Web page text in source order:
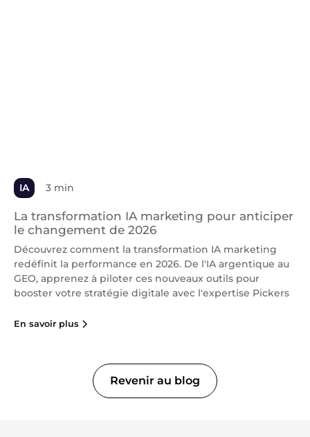
IA 3 min
La transformation IA marketing pour anticiper
le changement de 2026
Découvrez comment la transformation IA marketing
redéfinit la performance en 2026. De l'IA argentique au
GEO, apprenez à piloter ces nouveaux outils pour
booster votre stratégie digitale avec l'expertise Pickers
En savoir plus
Revenir au blog